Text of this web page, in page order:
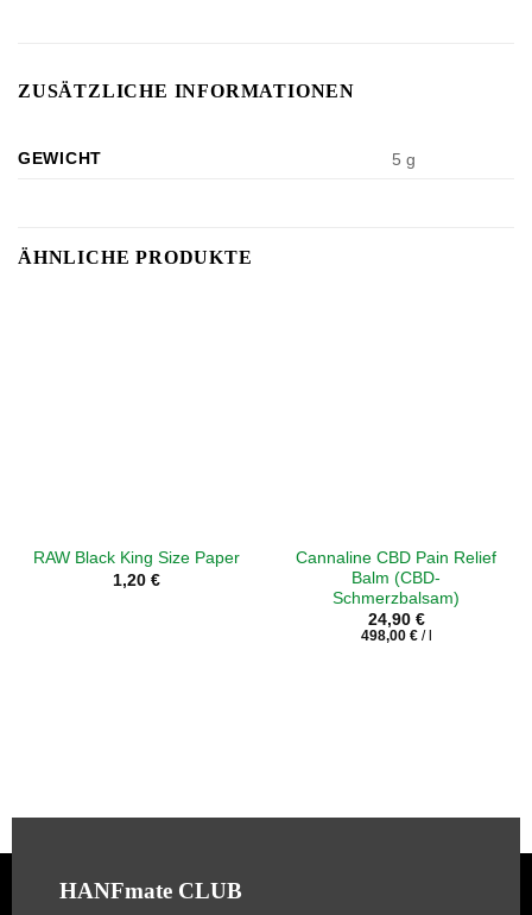
ZUSÄTZLICHE INFORMATIONEN
GEWICHT 5 g
ÄHNLICHE PRODUKTE
RAW Black King Size Paper
1,20 €
Cannaline CBD Pain Relief
Balm (CBD-
Schmerzbalsam)
24,90 €
498,00 €/
HANFmate CLUB